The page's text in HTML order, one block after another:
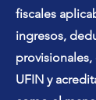
fiscales
ingresos,
UFIN y